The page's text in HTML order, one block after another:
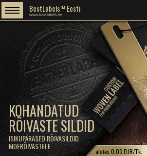
KOHANDATUD
RÕIVASTE SILDID
ISIKUPÄRASED RÕIVASILDID
MOERÕIVASTELE
BestLabels™ Eesti
www.bestlabels.ee
... alates 0,03 EUR/Tk.